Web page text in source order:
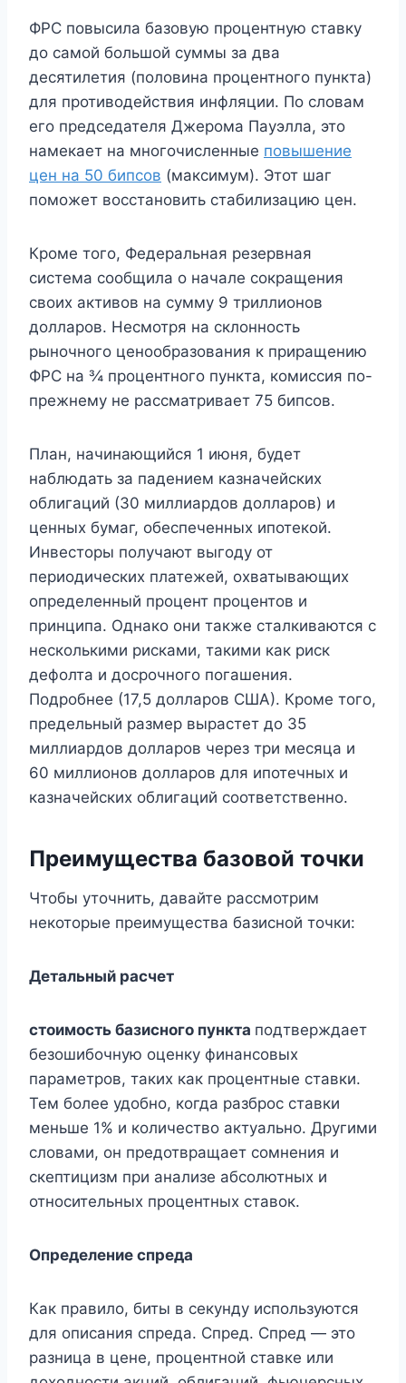
ФРС повысила базовую процентную ставку
до самой большой суммы за два
десятилетия (половина процентного пункта)
для противодействия инфляции. По словам
его председателя Джерома Пауэлла, это
намекает на многочисленные повышение
цен на 50 бипсов (максимум). Этот шаг
поможет восстановить стабилизацию цен.
Кроме того, Федеральная резервная
система сообщила о начале сокращения
своих активов на сумму 9 триллионов
долларов. Несмотря на склонность
рыночного ценообразования к приращению
ФРС на ¾ процентного пункта, комиссия по-
прежнему не рассматривает 75 бипсов.
План, начинающийся 1 июня, будет
наблюдать за падением казначейских
облигаций (30 миллиардов долларов) и
ценных бумаг, обеспеченных ипотекой.
Инвесторы получают выгоду от
периодических платежей, охватывающих
определенный процент процентов и
принципа. Однако они также сталкиваются с
несколькими рисками, такими как риск
дефолта и досрочного погашения.
Подробнее (17,5 долларов США). Кроме того,
предельный размер вырастет до 35
миллиардов долларов через три месяца и
60 миллионов долларов для ипотечных и
казначейских облигаций соответственно.
Преимущества базовой точки
Чтобы уточнить, давайте рассмотрим
некоторые преимущества базисной точки:
Детальный расчет
стоимость базисного пункта подтверждает
безошибочную оценку финансовых
параметров, таких как процентные ставки.
Тем более удобно, когда разброс ставки
меньше 1% и количество актуально. Другими
словами, он предотвращает сомнения и
скептицизм при анализе абсолютных и
относительных процентных ставок.
Определение спреда
Как правило, биты в секунду используются
для описания спреда. Спред. Спред — это
разница в цене, процентной ставке или